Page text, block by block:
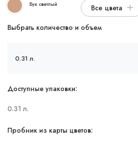
Бук светлый
Все цвета
Выбрать количество и объем
0.31 л.
Доступные упаковки:
0.31 л.
Пробник из карты цветов: